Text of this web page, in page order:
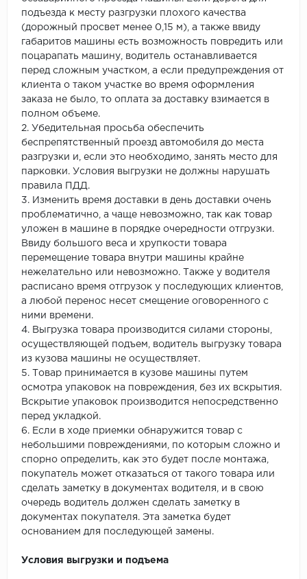
подъезда к месту разгрузки плохого качества
(дорожный просвет менее 0,15 м), а также ввиду
габаритов машины есть возможность повредить или
поцарапать машину, водитель останавливается
перед сложным участком, а если предупреждения от
клиента о таком участке во время оформления
заказа не было, то оплата за доставку взимается в
полном объеме.
2. Убедительная просьба обеспечить
беспрепятственный проезд автомобиля до места
разгрузки и, если это необходимо, занять место для
парковки. Условия выгрузки не должны нарушать
правила ПДД.
3. Изменить время доставки в день доставки очень
проблематично, а чаще невозможно, так как товар
уложен в машине в порядке очередности отгрузки.
Ввиду большого веса и хрупкости товара
перемещение товара внутри машины крайне
нежелательно или невозможно. Также у водителя
расписано время отгрузок у последующих клиентов,
а любой перенос несет смещение оговоренного с
ними времени.
4. Выгрузка товара производится силами стороны,
осуществляющей подъем, водитель выгрузку товара
из кузова машины не осуществляет.
5. Товар принимается в кузове машины путем
осмотра упаковок на повреждения, без их вскрытия.
Вскрытие упаковок производится непосредственно
перед укладкой.
6. Если в ходе приемки обнаружится товар с
небольшими повреждениями, по которым сложно и
спорно определить, как это будет после монтажа,
покупатель может отказаться от такого товара или
сделать заметку в документах водителя, и в свою
очередь водитель должен сделать заметку в
документах покупателя. Эта заметка будет
основанием для последующей замены.
Условия выгрузки и подъема